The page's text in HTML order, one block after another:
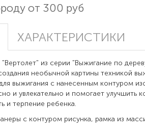
от 300 руб
ХАРАКТЕРИСТИКИ
"Вертолет" из серии "Выжигание по
необычной картины техникой
выжигания с нанесенным контуром
и увлекательно и помогает улучшить
и терпение ребенка.
с контуром рисунка, рамка из